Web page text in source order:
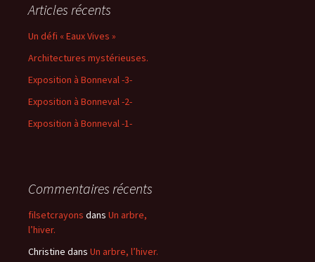
Articles récents
Un défi « Eaux Vives »
Architectures mystérieuses.
Exposition à Bonneval -3-
Exposition à Bonneval -2-
Exposition à Bonneval -1-
Commentaires récents
filsetcrayons dans Un arbre,
l’hiver.
Christine dans Un arbre, l’hiver.